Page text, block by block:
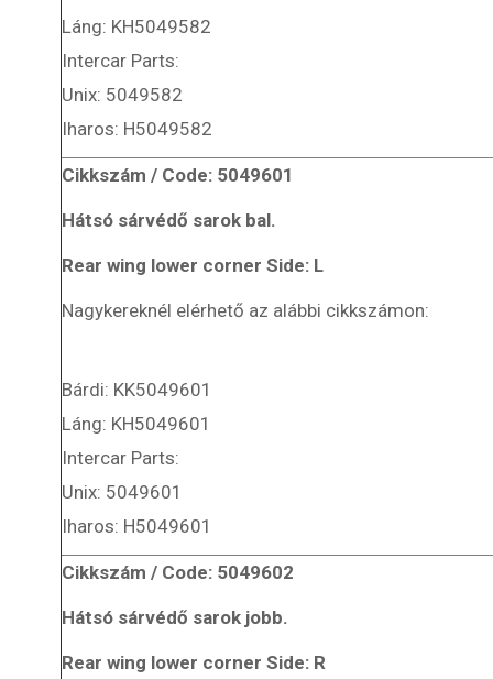
Szabó-Autóművek Kft.
Aleko, Tavria, Moszkvics, Izs és egyéb karosszéria
elemek készítése.
+36 (66) 448-706
info@szaboautomuvek.hu
Láng: KH5049582
Intercar Parts:
Unix: 5049582
Iharos: H5049582
Cikkszám / Code: 5049601
Hátsó sárvédő sarok bal.
Rear wing lower corner Side: L
Nagykereknél elérhető az alábbi cikkszámon:
Bárdi: KK5049601
Láng: KH5049601
Intercar Parts:
Unix: 5049601
Iharos: H5049601
Cikkszám / Code: 5049602
Hátsó sárvédő sarok jobb.
Rear wing lower corner Side: R